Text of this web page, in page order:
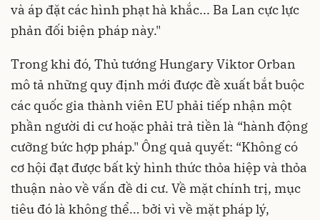
và áp đặt các hình phạt hà khắc... Ba Lan cực lực
phản đối biện pháp này."
Trong khi đó, Thủ tướng Hungary Viktor Orban
mô tả những quy định mới được đề xuất bắt buộc
các quốc gia thành viên EU phải tiếp nhận một
phần người di cư hoặc phải trả tiền là “hành động
cưỡng bức hợp pháp." Ông quả quyết: “Không có
cơ hội đạt được bất kỳ hình thức thỏa hiệp và thỏa
thuận nào về vấn đề di cư. Về mặt chính trị, mục
tiêu đó là không thể… bởi vì về mặt pháp lý,